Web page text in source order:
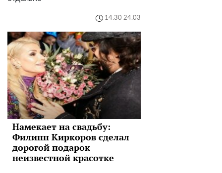
14:30 24.03
Намекает на свадьбу:
Филипп Киркоров сделал
дорогой подарок
неизвестной красотке